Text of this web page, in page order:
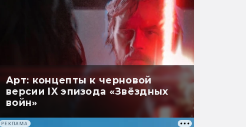
Арт: концепты к черновой
версии IX эпизода «Звёздных
войн»
РЕКЛАМА